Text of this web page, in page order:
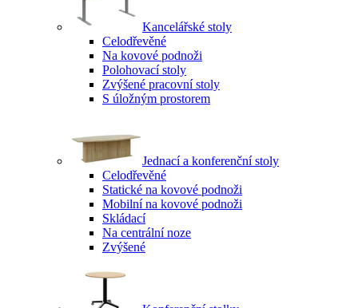
Kancelářské stoly
Celodřevěné
Na kovové podnoži
Polohovací stoly
Zvýšené pracovní stoly
S úložným prostorem
Jednací a konferenční stoly
Celodřevěné
Statické na kovové podnoži
Mobilní na kovové podnoži
Skládací
Na centrální noze
Zvýšené